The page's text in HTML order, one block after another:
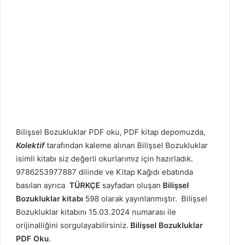
Bilişsel Bozukluklar PDF oku, PDF kitap depomuzda,
Kolektiftarafından kaleme alınan Bilişsel Bozukluklar
isimli kitabı siz değerli okurlarımız için hazırladık.
9786253977887 dilinde ve Kitap Kağıdı ebatında
basılan ayrıca TÜRKÇE sayfadan oluşan Bilişsel
Bozukluklar kitabı 598 olarak yayınlanmıştır. Bilişsel
Bozukluklar kitabını 15.03.2024 numarası ile
orijinalliğini sorgulayabilirsiniz. Bilişsel Bozukluklar
PDF Oku.